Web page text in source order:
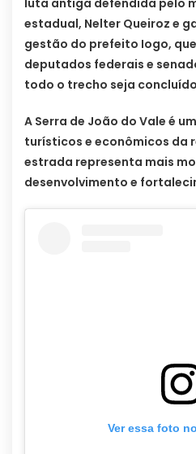
estadual, Nelter Queiroz e
gestão do prefeito Iogo,
deputados federais e
todo o trecho seja
A Serra de João do Vale é
turísticos e econômicos da
estrada representa mais
desenvolvimento e
Ver essa foto